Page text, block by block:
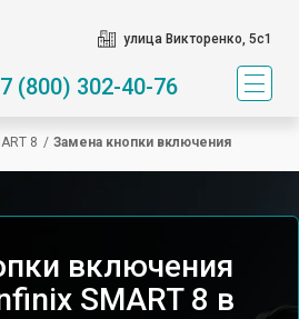
улица Викторенко, 5с1
(800) 302-40-76
8 / Замена кнопки включения
включения
SMART 8 в